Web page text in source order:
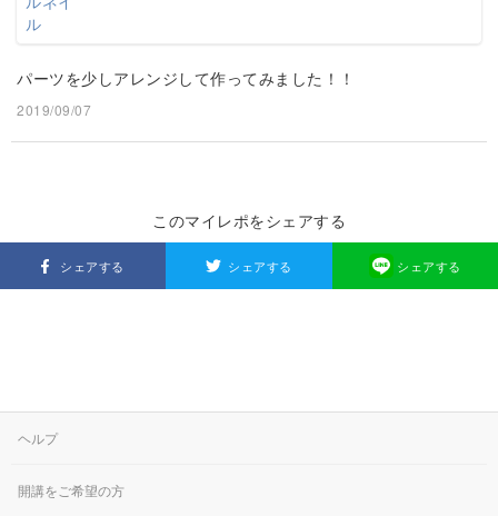
パーツを少しアレンジして作ってみました！！
2019/09/07
このマイレポをシェアする
シェアする シェアする シェアする
ヘルプ
開講をご希望の方